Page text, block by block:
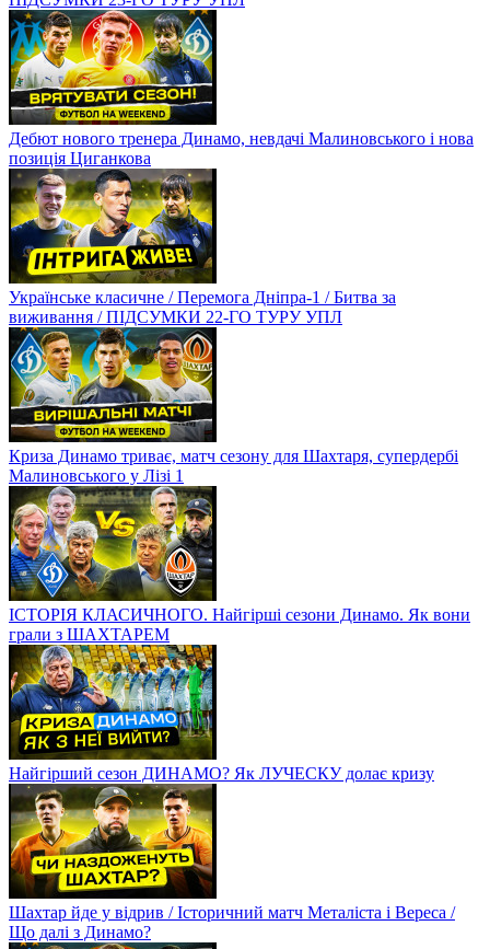
Дебют нового тренера Динамо, невдачі Малиновського і нова
позиція Циганкова
Українське класичне / Перемога Дніпра-1 / Битва за
виживання / ПІДСУМКИ 22-ГО ТУРУ УПЛ
Криза Динамо триває, матч сезону для Шахтаря, супердербі
Малиновського у Лізі 1
ІСТОРІЯ КЛАСИЧНОГО. Найгірші сезони Динамо. Як вони
грали з ШАХТАРЕМ
Найгірший сезон ДИНАМО? Як ЛУЧЕСКУ долає кризу
Шахтар йде у відрив / Історичний матч Металіста і Вереса /
Що далі з Динамо?